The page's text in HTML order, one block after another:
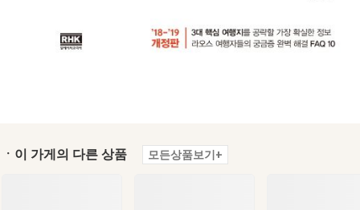
ㆍ이 가게의 다른 상품 모든상품보기+